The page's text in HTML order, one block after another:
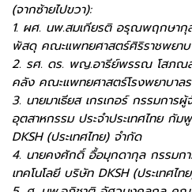
(จากซ้ายไปขวา):
1. ผศ. นพ.สมเกียรติ อรุณพฤกษา
พัสดุ คณะแพทยศาสตร์ศิริราชพยาบ
2. รศ. ดร. พญ.อารีย์พรรณ โสภณ
คลัง คณะแพทยศาสตร์โรงพยาบาล
3. นายมาเธียส เกรเกอร์ กรรมกา
อุตสาหกรรม ประจำประเทศไทย กัม
DKSH (ประเทศไทย) จำกัด
4. นายคงศักดิ์ อื้อมุกดากุล กรรมก
เทคโนโลยี บริษัท DKSH (ประเทศไท